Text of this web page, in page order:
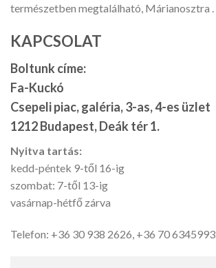
természetben megtalálható, Márianosztra .
KAPCSOLAT
Boltunk címe:
Fa-Kuckó
Csepeli piac, galéria, 3-as, 4-es üzlet
1212 Budapest, Deák tér 1.
Nyitva tartás:
kedd-péntek 9-től 16-ig
szombat: 7-től 13-ig
vasárnap-hétfő zárva
Telefon: +36 30 938 2626, +36 70 6345993